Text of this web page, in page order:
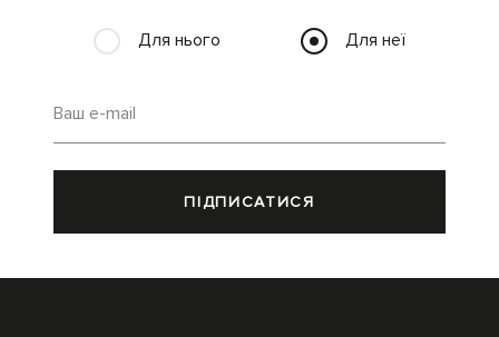
Для нього Для неї
Ваш e-mail
ПІДПИСАТИСЯ